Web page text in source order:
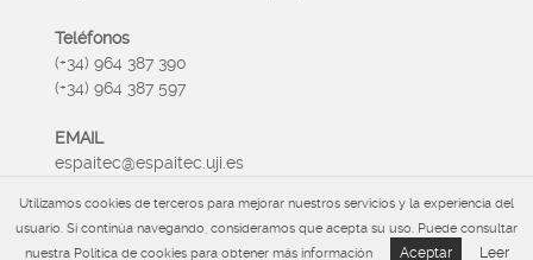
Teléfonos
(+34) 964 387 390
(+34) 964 387 597
EMAIL
espaitec@espaitec.uji.es
HORARIO
Lunes a Viernes 09:00 – 15.00
Utilizamos cookies de terceros para mejorar nuestros servicios y la experiencia del
usuario. Si continúa navegando, consideramos que acepta su uso. Puede consultar
nuestra Política de cookies para obtener más información
Aceptar Leer